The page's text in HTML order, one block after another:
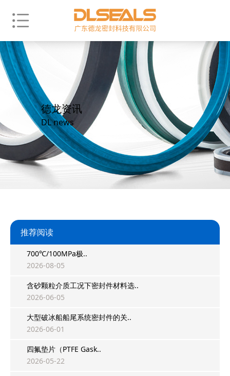
德龙资讯
DL news
推荐阅读
700℃/100MPa极..
2026-08-05
含砂颗粒介质工况下密封件材料选..
2026-06-05
大型破冰船船尾系统密封件的关..
2026-06-01
四氟垫片（PTFE Gask..
2026-05-22